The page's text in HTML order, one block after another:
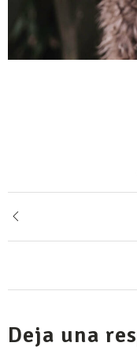
Deja una